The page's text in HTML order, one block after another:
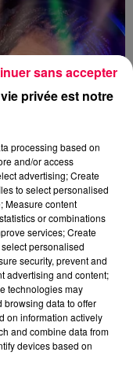
privée est notre
processing based on
and/or access
advertising; Create
to select personalised
Measure content
or combinations
services; Create
personalised
security, prevent and
advertising and content;
technologies may
browsing data to offer
on information actively
and combine data from
devices based on
sans accepter